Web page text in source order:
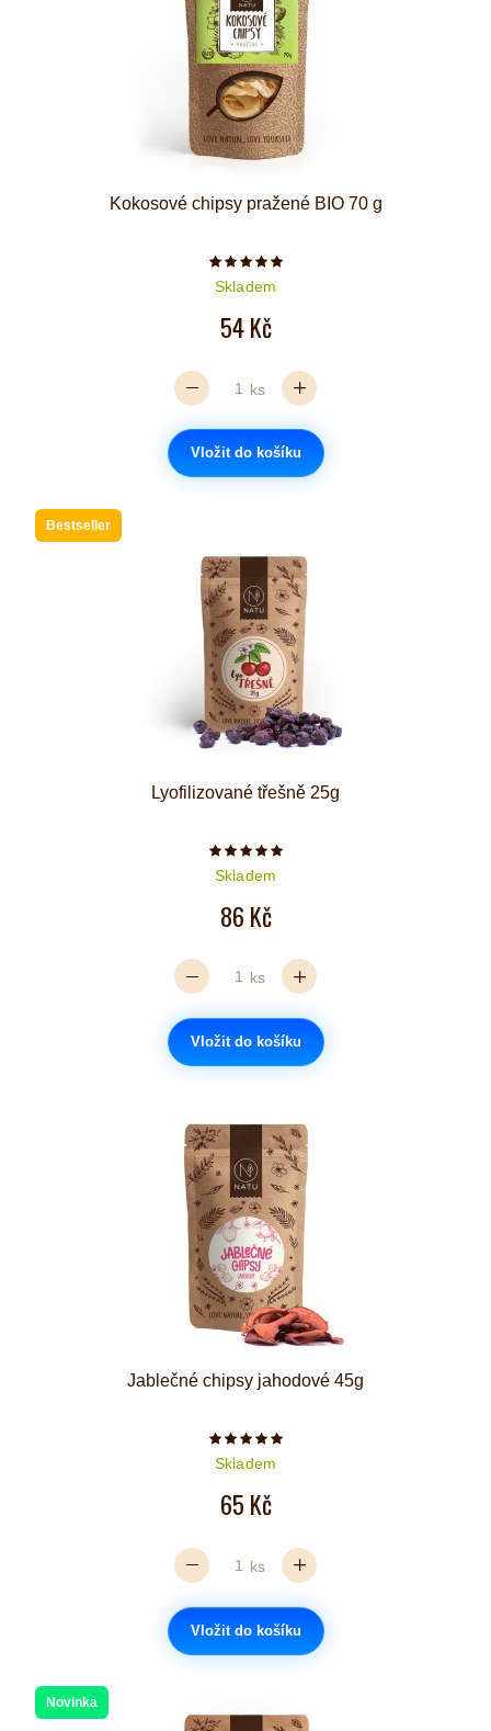
Kokosové chipsy pražené BIO 70 g
Počet hvězdiček je 5 z 5
Skladem
54 Kč
ks
Vložit do košíku
Bestseller
Lyofilizované třešně 25g
Počet hvězdiček je 5 z 5
Skladem
86 Kč
ks
Vložit do košíku
Jablečné chipsy jahodové 45g
Počet hvězdiček je 5 z 5
Skladem
65 Kč
ks
Vložit do košíku
Novinka